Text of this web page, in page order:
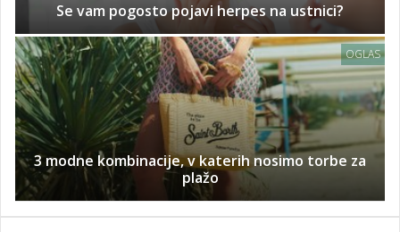
Se vam pogosto pojavi herpes na ustnici?
OGLAS
3 modne kombinacije, v katerih nosimo torbe za
plažo